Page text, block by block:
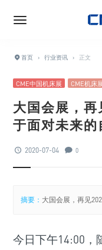
首页 › 行业资讯 › 正文
CME中国机床展 CME机床
大国会展，
于面对未来的
2020-07-04 0
摘要： 大国会展，再见
今日下午14:00，